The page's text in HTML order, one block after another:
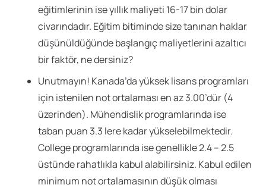
eğitimlerinin ise yıllık maliyeti 16-17 bin dolar
civarındadır. Eğitim bitiminde size tanınan haklar
düşünüldüğünde başlangıç maliyetlerini azaltıcı
bir faktör, ne dersiniz?
Unutmayın! Kanada’da yüksek lisans programları
için istenilen not ortalaması en az 3.00’dür (4
üzerinden). Mühendislik programlarında ise
taban puan 3.3 lere kadar yükselebilmektedir.
College programlarında ise genellikle 2.4 – 2.5
üstünde rahatlıkla kabul alabilirsiniz. Kabul edilen
minimum not ortalamasının düşük olması